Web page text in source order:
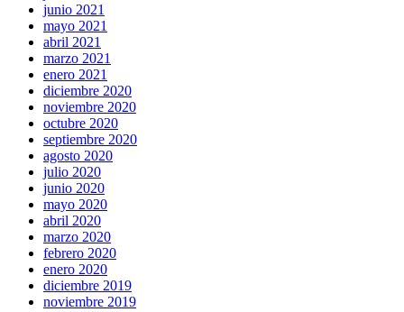
junio 2021
mayo 2021
abril 2021
marzo 2021
enero 2021
diciembre 2020
noviembre 2020
octubre 2020
septiembre 2020
agosto 2020
julio 2020
junio 2020
mayo 2020
abril 2020
marzo 2020
febrero 2020
enero 2020
diciembre 2019
noviembre 2019